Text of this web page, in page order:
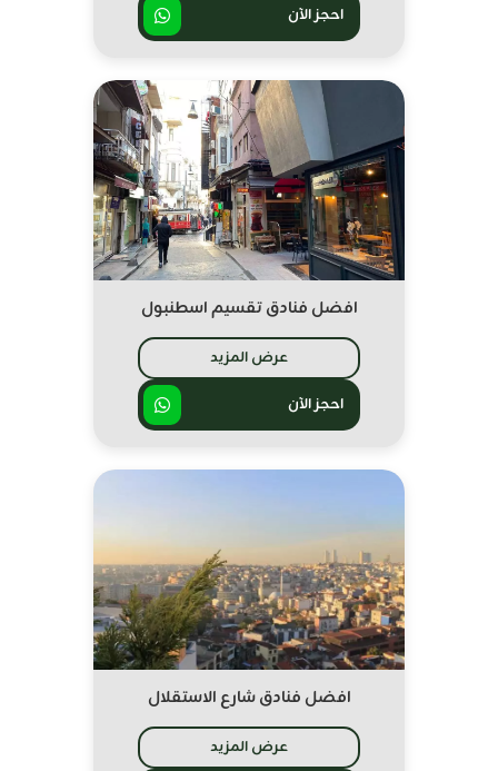
احجز الآن
افضل فنادق تقسيم اسطنبول
عرض المزيد
احجز الآن
افضل فنادق شارع الاستقلال
عرض المزيد